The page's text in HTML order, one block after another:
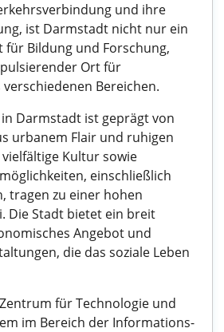
und ihre
ist Darmstadt nicht nur ein
Bildung und Forschung,
Ort für
Bereichen.
Darmstadt ist geprägt von
urbanem Flair und ruhigen
Kultur sowie
einschließlich
tragen zu einer hohen
Die Stadt bietet ein breit
Angebot und
die das soziale Leben
für Technologie und
im Bereich der Informations-